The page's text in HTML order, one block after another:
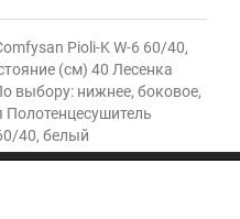
Pioli-K W-6 60/40,
(см) 40 Лесенка
выбору: нижнее, боковое,
Полотенцесушитель
40, белый